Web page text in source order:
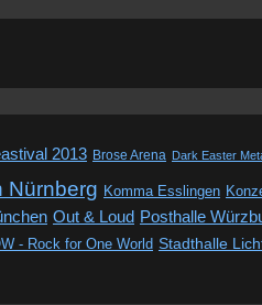
2013 Brose Arena Dark Easter
Nürnberg Komma Esslingen
Out & Loud Posthalle
- Rock for One World Stadthalle